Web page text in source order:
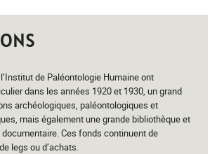
de Paléontologie Humaine ont
dans les années 1920 et 1930, un grand
archéologiques, paléontologiques et
mais également une grande bibliothèque et
Ces fonds continuent de
legs ou d’achats.